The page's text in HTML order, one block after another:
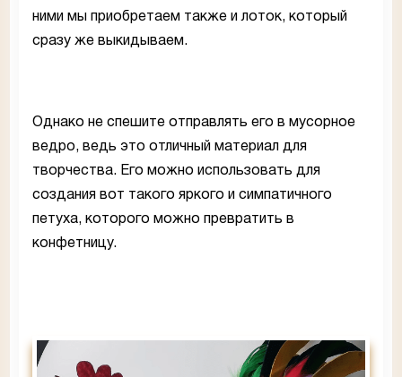
ними мы приобретаем также и лоток, который
сразу же выкидываем.
Однако не спешите отправлять его в мусорное
ведро, ведь это отличный материал для
творчества. Его можно использовать для
создания вот такого яркого и симпатичного
петуха, которого можно превратить в
конфетницу.